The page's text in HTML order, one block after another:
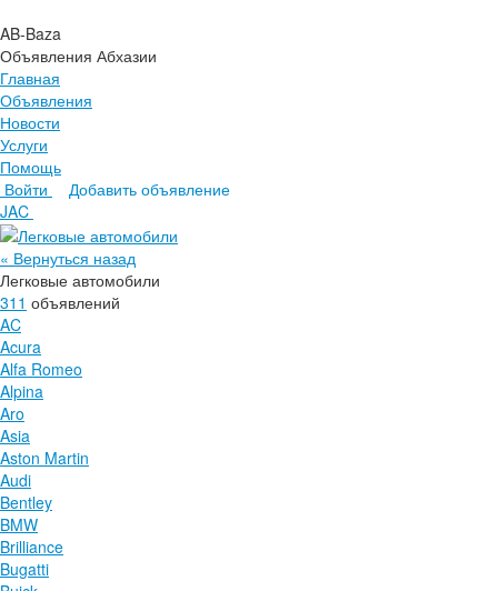
AB-Baza
Объявления Абхазии
Главная
Объявления
Новости
Услуги
Помощь
Войти
Добавить объявление
Главная
Объявления
Новости
Услуги
Помощь
JAC
« Вернуться назад
Легковые автомобили
311 объявлений
AC
Acura
Alfa Romeo
Alpina
Aro
Asia
Aston Martin
Audi
Bentley
BMW
Brilliance
Bugatti